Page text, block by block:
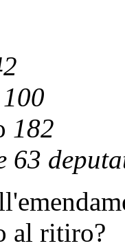
100
182
63
al ritiro?